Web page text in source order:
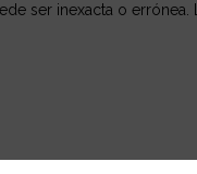
ser inexacta o